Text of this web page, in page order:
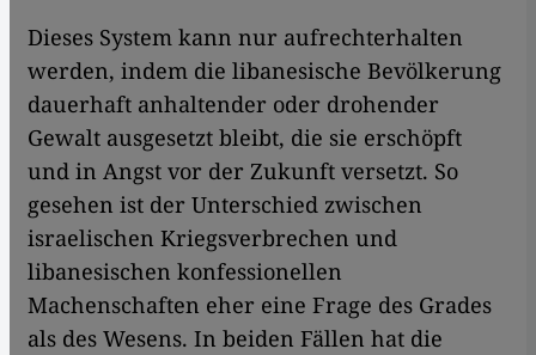
Dieses System kann nur aufrechterhalten
werden, indem die libanesische Bevölkerung
dauerhaft anhaltender oder drohender
Gewalt ausgesetzt bleibt, die sie erschöpft
und in Angst vor der Zukunft versetzt. So
gesehen ist der Unterschied zwischen
israelischen Kriegsverbrechen und
libanesischen konfessionellen
Machenschaften eher eine Frage des Grades
als des Wesens. In beiden Fällen hat die